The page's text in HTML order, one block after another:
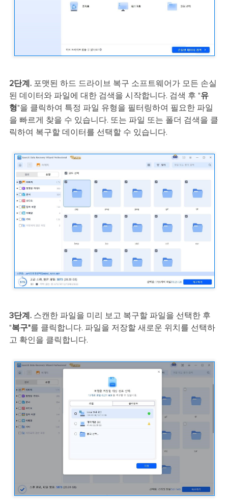
2단계.포맷된 하드 드라이브 복구 소프트웨어가 모든 손실
된 데이터와 파일에 대한 검색을 시작합니다. 검색 후 "유
형"을 클릭하여 특정 파일 유형을 필터링하여 필요한 파일
을 빠르게 찾을 수 있습니다. 또는 파일 또는 폴더 검색을 클
릭하여 복구할 데이터를 선택할 수 있습니다.
3단계.스캔한 파일을 미리 보고 복구할 파일을 선택한 후
"복구"를 클릭합니다. 파일을 저장할 새로운 위치를 선택하
고 확인을 클릭합니다.